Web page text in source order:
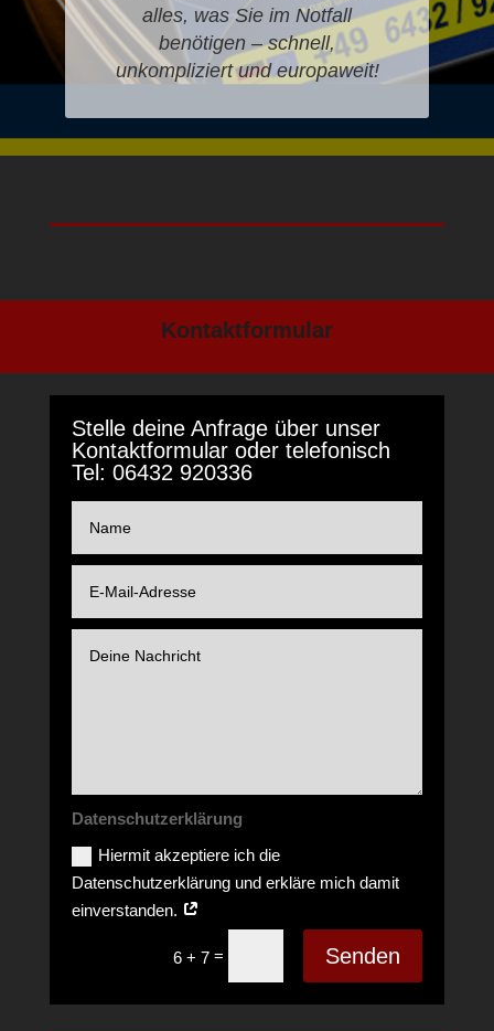
alles, was Sie im Notfall
benötigen – schnell,
unkompliziert und europaweit!
Kontaktformular
Stelle deine Anfrage über unser
Kontaktformular oder telefonisch
Tel: 06432 920336
Datenschutzerklärung
Hiermit akzeptiere ich die
Datenschutzerklärung und erkläre mich damit
einverstanden.
6 + 7 = Senden